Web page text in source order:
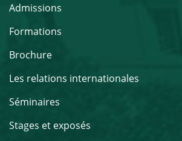
Admissions
Formations
Brochure
Les relations internationales
Séminaires
Stages et exposés